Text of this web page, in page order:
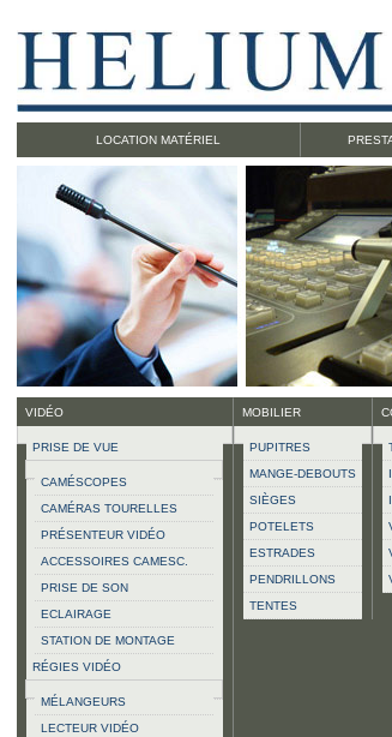
LOCATION MATÉRIEL
VIDÉO
PRISE DE VUE
CAMÉSCOPES
CAMÉRAS TOURELLES
PRÉSENTEUR VIDÉO
ACCESSOIRES CAMESC.
PRISE DE SON
ECLAIRAGE
STATION DE MONTAGE
RÉGIES VIDÉO
MÉLANGEURS
LECTEUR VIDÉO
MOBILIER
PUPITRES
MANGE-DEBOUTS
SIÈGES
POTELETS
ESTRADES
PENDRILLONS
TENTES